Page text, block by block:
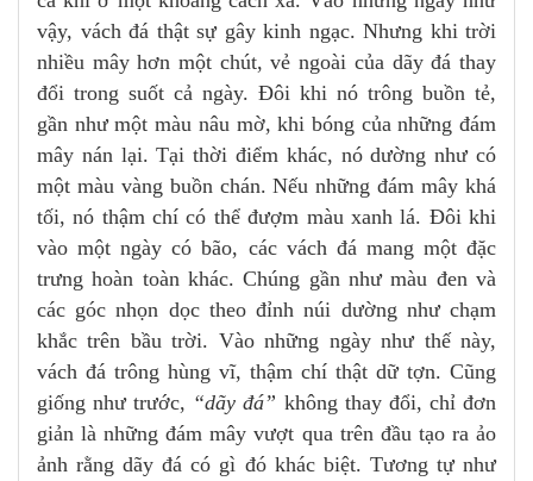
vậy, vách đá thật sự gây kinh ngạc. Nhưng khi trời
nhiều mây hơn một chút, vẻ ngoài của dãy đá thay
đổi trong suốt cả ngày. Đôi khi nó trông buồn tẻ,
gần như một màu nâu mờ, khi bóng của những đám
mây nán lại. Tại thời điểm khác, nó dường như có
một màu vàng buồn chán. Nếu những đám mây khá
tối, nó thậm chí có thể đượm màu xanh lá. Đôi khi
vào một ngày có bão, các vách đá mang một đặc
trưng hoàn toàn khác. Chúng gần như màu đen và
các góc nhọn dọc theo đỉnh núi dường như chạm
khắc trên bầu trời. Vào những ngày như thế này,
vách đá trông hùng vĩ, thậm chí thật dữ tợn. Cũng
giống như trước, “dãy đá” không thay đổi, chỉ đơn
giản là những đám mây vượt qua trên đầu tạo ra ảo
ảnh rằng dãy đá có gì đó khác biệt. Tương tự như